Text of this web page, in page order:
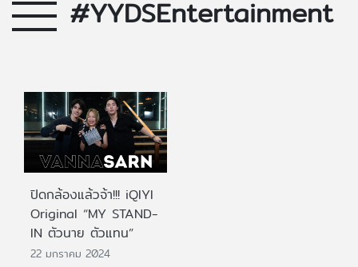
#YYDSEntertainment
ปิดกล้องแล้วจ้า!!! iQIYI
Original “MY STAND-
IN ตัวนาย ตัวแทน”
22 มกราคม 2024